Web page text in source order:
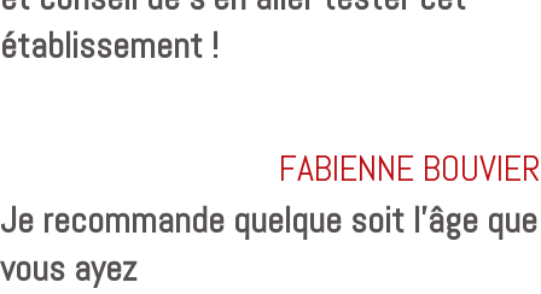
établissement !
FABIENNE BOUVIER
Je recommande quelque soit l'âge que
vous ayez